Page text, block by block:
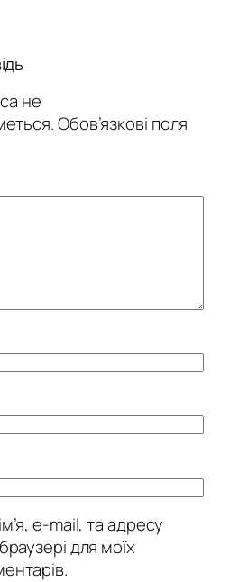
не
Обов’язкові поля
e-mail, та адресу
для моїх